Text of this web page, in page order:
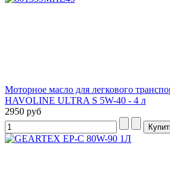
Моторное масло для легкового
HAVOLINE ULTRA S 5W-40 - 4 л
2950 руб